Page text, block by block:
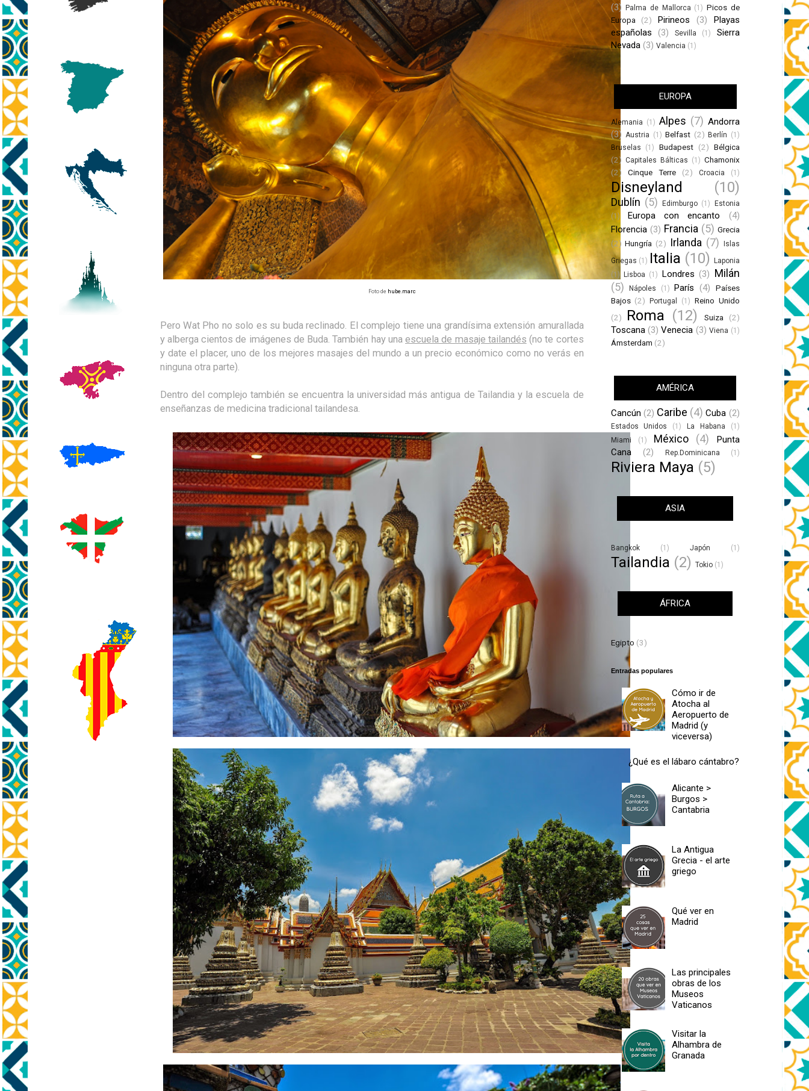
Foto de hube.marc
Pero Wat Pho no solo es su buda reclinado. El complejo tiene una grandísima extensión amurallada
y alberga cientos de imágenes de Buda. También hay una escuela de masaje tailandés (no te cortes
y date el placer, uno de los mejores masajes del mundo a un precio económico como no verás en
ninguna otra parte).
Dentro del complejo también se encuentra la universidad más antigua de Tailandia y la escuela de
enseñanzas de medicina tradicional tailandesa.
(3)
Palma de Mallorca (1) Picos de
Europa
(2) Pirineos (3)
Playas
españolas
(3) Sevilla (1)
Sierra
Nevada (3) Valencia (1)
EUROPA
Alemania (1) Alpes (7) Andorra
(3) Austria (1) Belfast (2) Berlín (1)
Bruselas
(1) Budapest (2) Bélgica
(2) Capitales Bálticas (1) Chamonix
(2)
Cinque Terre (2) Croacia (1)
Disneyland (10)
Dublín (5) Edimburgo (1)
Estonia
(1)
Europa con encanto
(4)
Florencia (3) Francia (5) Grecia
(2) Hungría (2) Irlanda (7)
Islas
Griegas (1) Italia (10)
Laponia
(1)
Lisboa (1) Londres (3) Milán
(5)
Nápoles (1) París (4)
Países
Bajos (2) Portugal (1) Reino Unido
(2)
Roma (12) Suiza (2)
Toscana (3) Venecia (3) Viena (1)
Ámsterdam (2)
AMÉRICA
Cancún (2) Caribe (4) Cuba (2)
Estados Unidos (1) La Habana
(1)
Miami
(1) México (4)
Punta
Cana
(2) Rep.Dominicana (1)
Riviera Maya (5)
ASIA
Bangkok (1) Japón (1)
Tailandia (2) Tokio (1)
ÁFRICA
Egipto (3)
Entradas populares
Cómo ir de
Atocha al
Aeropuerto de
Madrid (y
viceversa)
¿Qué es el lábaro cántabro?
Alicante >
Burgos >
Cantabria
La Antigua
Grecia - el arte
griego
Qué ver en
Madrid
Las principales
obras de los
Museos
Vaticanos
Visitar la
Alhambra de
Granada